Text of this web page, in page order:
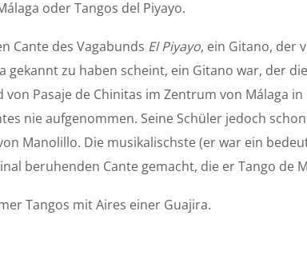
oder Tangos del Piyayo.
Cante des Vagabunds El Piyayo, ein Gitano, der
gekannt zu haben scheint, ein Gitano war, der
Pasaje de Chinitas im Zentrum von Málaga
nie aufgenommen. Seine Schüler jedoch
Manolillo. Die musikalischste (er war ein
beruhenden Cante gemacht, die er Tango de
Tangos mit Aires einer Guajira.